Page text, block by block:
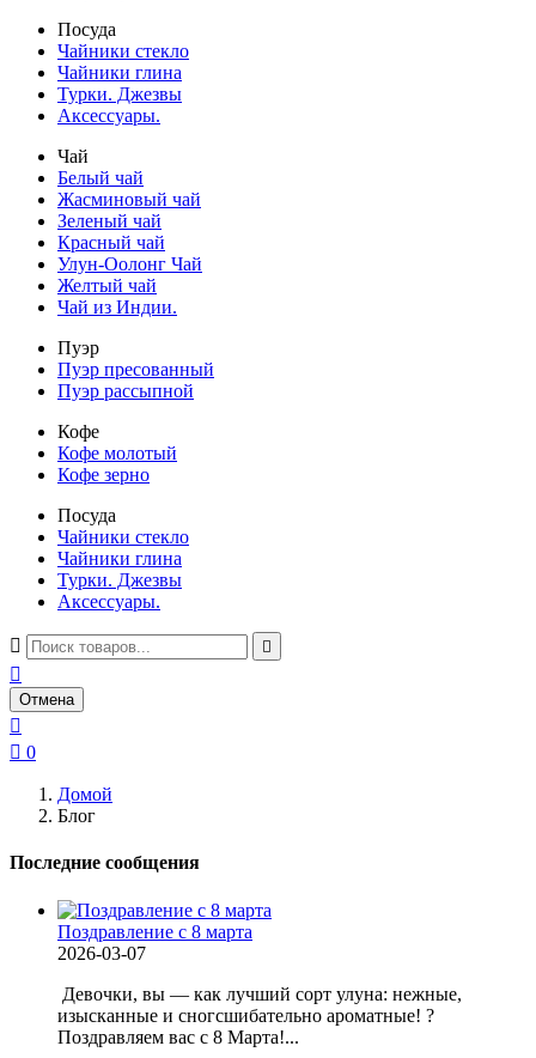
Посуда
Чайники стекло
Чайники глина
Турки. Джезвы
Аксессуары.
Чай
Белый чай
Жасминовый чай
Зеленый чай
Красный чай
Улун-Оолонг Чай
Желтый чай
Чай из Индии.
Пуэр
Пуэр пресованный
Пуэр рассыпной
Кофе
Кофе молотый
Кофе зерно
Посуда
Чайники стекло
Чайники глина
Турки. Джезвы
Аксессуары.
 

Отмена

 0
Домой
Блог
Последние сообщения
Поздравление с 8 марта
2026-03-07
Девочки, вы — как лучший сорт улуна: нежные,
изысканные и сногсшибательно ароматные! ?
Поздравляем вас с 8 Марта!...